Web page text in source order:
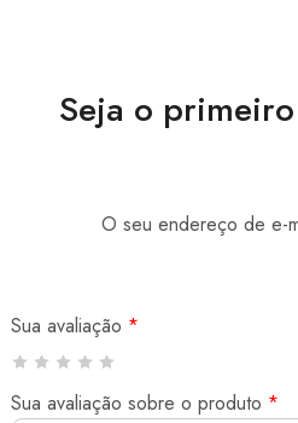
Seja o
O seu endereço de e-
Sua avaliação *
Sua avaliação sobre o produto *